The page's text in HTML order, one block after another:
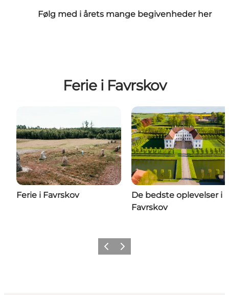
Følg med i årets mange begivenheder her
Ferie i Favrskov
Ferie i Favrskov
De bedste oplevelser i
Favrskov
ForrigeNæste